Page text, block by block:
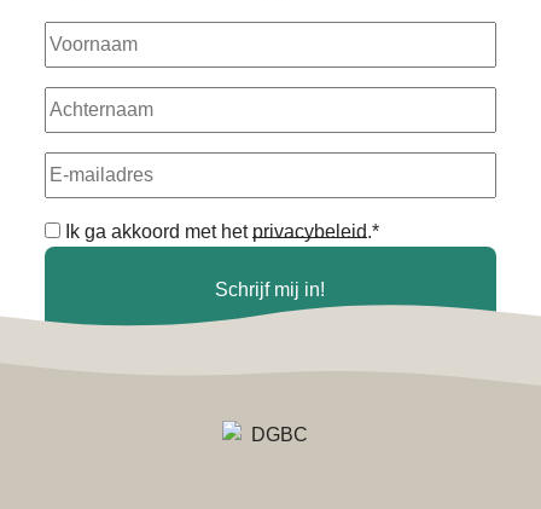
Voornaam
Achternaam
E-
mailadres
Algemene
voorwaarden
Ik ga akkoord met het privacybeleid.*
Schrijf mij in!